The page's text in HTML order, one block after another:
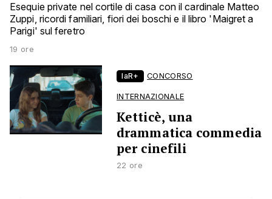
Esequie private nel cortile di casa con il cardinale Matteo
Zuppi, ricordi familiari, fiori dei boschi e il libro 'Maigret a
Parigi' sul feretro
19 ore
laR+ CONCORSO
INTERNAZIONALE
Ketticè, una
drammatica commedia
per cinefili
22 ore